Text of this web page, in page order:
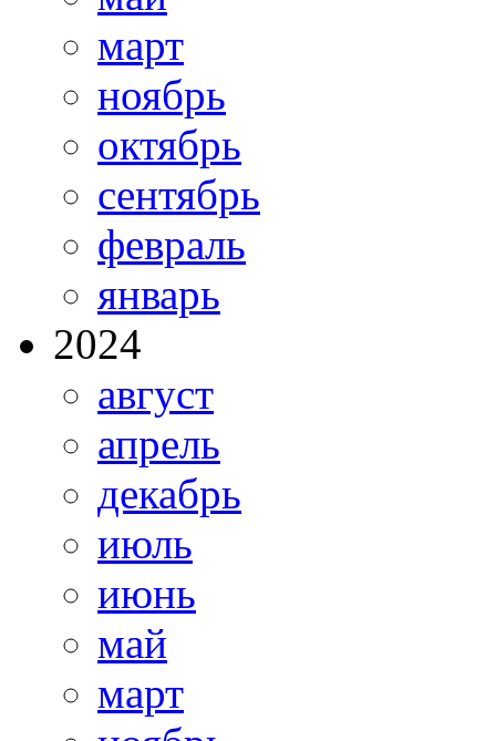
март
ноябрь
октябрь
сентябрь
февраль
январь
2024
август
апрель
декабрь
июль
июнь
май
март